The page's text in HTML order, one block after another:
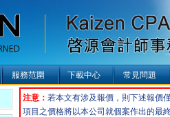
服務范圍 下載中心 常見問題
注意： 若本文有涉及報價，則下述報價
項目之價格將以本公司就個案作出的最